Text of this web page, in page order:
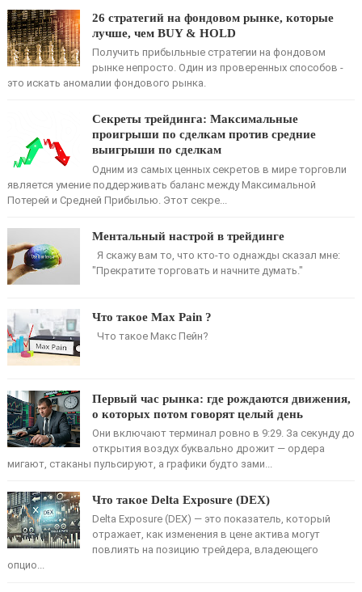
26 стратегий на фондовом рынке, которые
лучше, чем BUY & HOLD
Получить прибыльные стратегии на фондовом
рынке непросто. Один из проверенных способов -
это искать аномалии фондового рынка.
Секреты трейдинга: Максимальные
проигрыши по сделкам против средние
выигрыши по сделкам
Одним из самых ценных секретов в мире торговли
является умение поддерживать баланс между Максимальной
Потерей и Средней Прибылью. Этот секре...
Ментальный настрой в трейдинге
Я скажу вам то, что кто-то однажды сказал мне:
"Прекратите торговать и начните думать."
Что такое Max Pain ?
Что такое Макс Пейн?
Первый час рынка: где рождаются движения,
о которых потом говорят целый день
Они включают терминал ровно в 9:29. За секунду до
открытия воздух буквально дрожит — ордера
мигают, стаканы пульсируют, а графики будто зами...
Что такое Delta Exposure (DEX)
Delta Exposure (DEX) — это показатель, который
отражает, как изменения в цене актива могут
повлиять на позицию трейдера, владеющего
опцио...